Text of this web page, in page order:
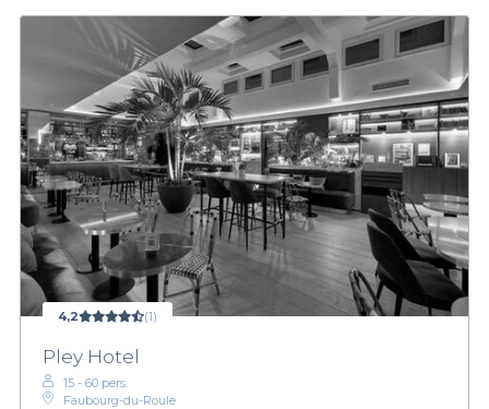
4,2 (1)
Pley Hotel
15 - 60 pers.
Faubourg-du-Roule